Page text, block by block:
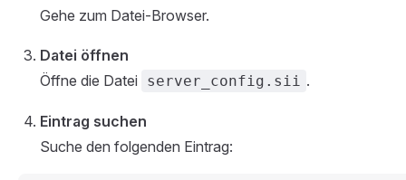
Gehe zum Datei-Browser.
Datei öffnen
Öffne die Datei
server_config.sii .
Eintrag suchen
Suche den folgenden Eintrag: